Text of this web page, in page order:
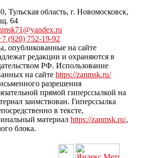
Тульская область, г. Новомосковск,
64
(920) 752-19-92
опубликованные на сайте
редакции и охраняются в
РФ. Использование
на сайте https://zanmsk.ru/
разрешения
прямой гиперссылкой на
заимствован. Гиперссылка
в тексте,
материал https://zanmsk.ru/,
блока.